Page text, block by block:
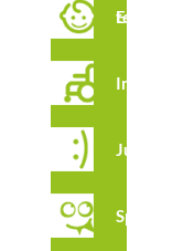
Estimulación temprana
Integración
Juga
Spooky